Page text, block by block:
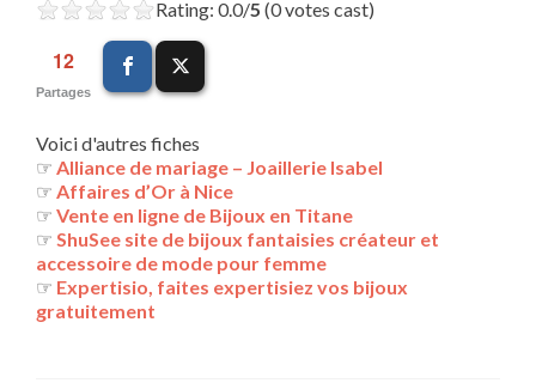
Rating: 0.0/5 (0 votes cast)
12
Partages
Voici d'autres fiches
☞ Alliance de mariage – Joaillerie Isabel
☞ Affaires d’Or à Nice
☞ Vente en ligne de Bijoux en Titane
☞ ShuSee site de bijoux fantaisies créateur et
accessoire de mode pour femme
☞ Expertisio, faites expertisiez vos bijoux
gratuitement